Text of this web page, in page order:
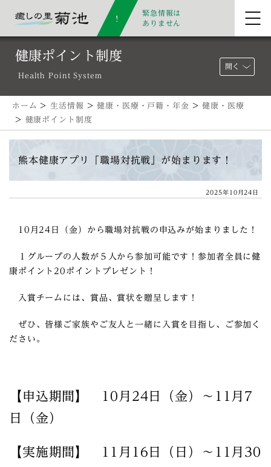
緊急情報は
ありません
健康ポイント制度
Health Point System
開く
ホーム >生活情報 >健康・医療・戸籍・年金 >健康・医療
> 健康ポイント制度
熊本健康アプリ「職場対抗戦」が始まります！
2025年10月24日
10月24日（金）から職場対抗戦の申込みが始まりました！
１グループの人数が５人から参加可能です！参加者全員に健
康ポイント20ポイントプレゼント！
入賞チームには、賞品、賞状を贈呈します！
ぜひ、皆様ご家族やご友人と一緒に入賞を目指し、ご参加く
ださい。
【申込期間】 10月24日（金）～11月7
日（金）
【実施期間】 11月16日（日）～11月30